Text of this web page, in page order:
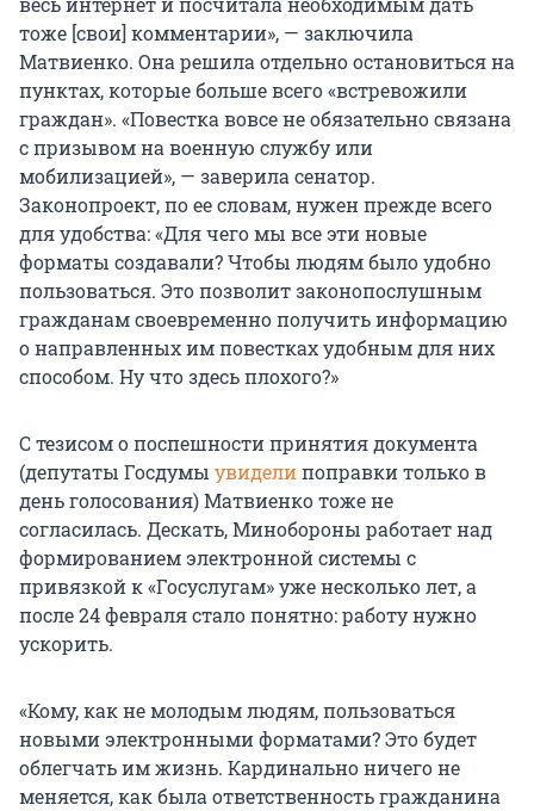
тоже [свои] комментарии», — заключила
Матвиенко. Она решила отдельно остановиться на
пунктах, которые больше всего «встревожили
граждан». «Повестка вовсе не обязательно связана
с призывом на военную службу или
мобилизацией», — заверила сенатор.
Законопроект, по ее словам, нужен прежде всего
для удобства: «Для чего мы все эти новые
форматы создавали? Чтобы людям было удобно
пользоваться. Это позволит законопослушным
гражданам своевременно получить информацию
о направленных им повестках удобным для них
способом. Ну что здесь плохого?»
С тезисом о поспешности принятия документа
(депутаты Госдумы увиделипоправки только в
день голосования) Матвиенко тоже не
согласилась. Дескать, Минобороны работает над
формированием электронной системы с
привязкой к «Госуслугам» уже несколько лет, а
после 24 февраля стало понятно: работу нужно
ускорить.
«Кому, как не молодым людям, пользоваться
новыми электронными форматами? Это будет
облегчать им жизнь. Кардинально ничего не
меняется, как была ответственность гражданина